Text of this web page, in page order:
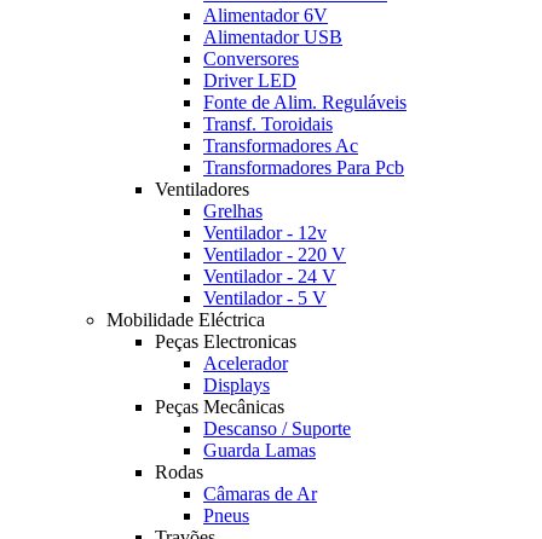
Alimentador 6V
Alimentador USB
Conversores
Driver LED
Fonte de Alim. Reguláveis
Transf. Toroidais
Transformadores Ac
Transformadores Para Pcb
Ventiladores
Grelhas
Ventilador - 12v
Ventilador - 220 V
Ventilador - 24 V
Ventilador - 5 V
Mobilidade Eléctrica
Peças Electronicas
Acelerador
Displays
Peças Mecânicas
Descanso / Suporte
Guarda Lamas
Rodas
Câmaras de Ar
Pneus